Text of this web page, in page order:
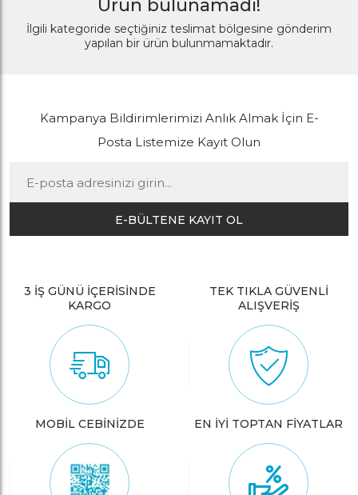
Ürün bulunamadı!
İlgili kategoride seçtiğiniz teslimat bölgesine gönderim
yapılan bir ürün bulunmamaktadır.
Kampanya Bildirimlerimizi Anlık Almak İçin E-
Posta Listemize Kayıt Olun
E-BÜLTENE KAYIT OL
3 İŞ GÜNÜ İÇERİSİNDE
KARGO
TEK TIKLA GÜVENLİ
ALIŞVERİŞ
MOBİL CEBİNİZDE EN İYİ TOPTAN FİYATLAR